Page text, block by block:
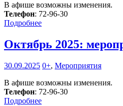
В афише возможны изменения.
Телефон: 72-96-30
Подробнее
Октябрь 2025:
30.09.2025 0+, Мероприятия
В афише возможны изменения.
Телефон: 72-96-30
Подробнее